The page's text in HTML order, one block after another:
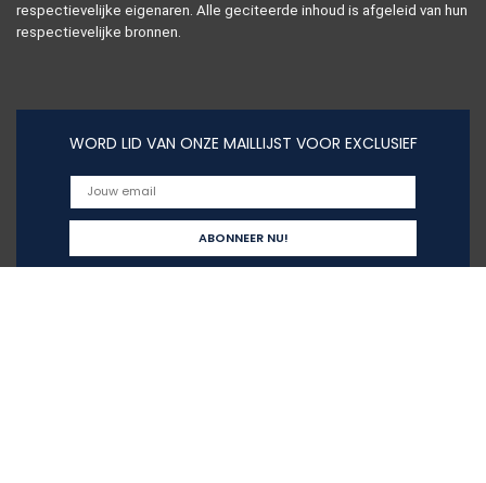
respectievelijke eigenaren. Alle geciteerde inhoud is afgeleid van hun
respectievelijke bronnen.
WORD LID VAN ONZE MAILLIJST VOOR EXCLUSIEF